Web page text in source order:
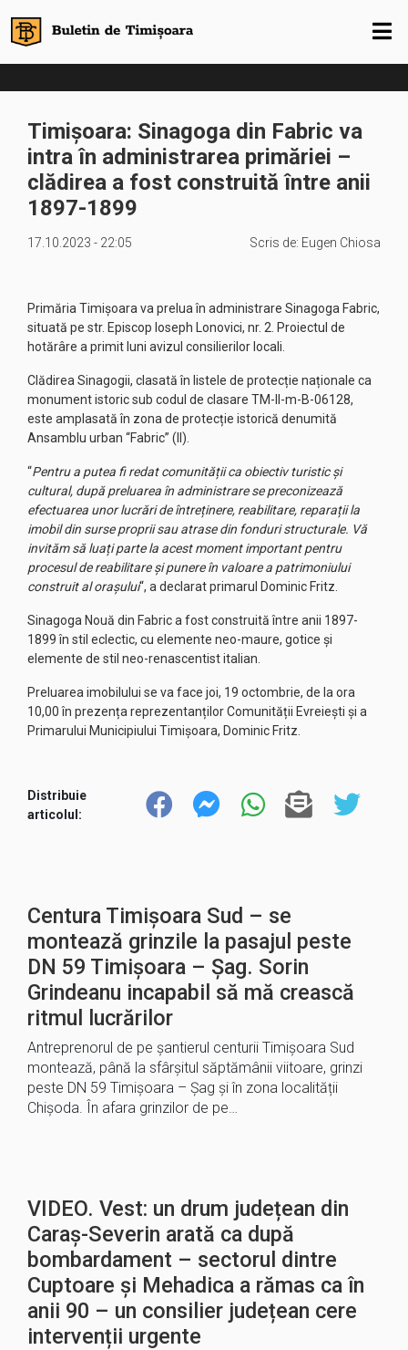
Timișoara: Sinagoga din Fabric va
intra în administrarea primăriei –
clădirea a fost construită între anii
1897-1899
17.10.2023 - 22:05 Scris de: Eugen Chiosa
Primăria Timișoara va prelua în administrare Sinagoga Fabric,
situată pe str. Episcop Ioseph Lonovici, nr. 2. Proiectul de
hotărâre a primit luni avizul consilierilor locali.
Clădirea Sinagogii, clasată în listele de protecție naționale ca
monument istoric sub codul de clasare TM-II-m-B-06128,
este amplasată în zona de protecție istorică denumită
Ansamblu urban “Fabric” (II).
“Pentru a putea fi redat comunității ca obiectiv turistic și
cultural, după preluarea în administrare se preconizează
efectuarea unor lucrări de întreținere, reabilitare, reparații la
imobil din surse proprii sau atrase din fonduri structurale. Vă
invităm să luați parte la acest moment important pentru
procesul de reabilitare și punere în valoare a patrimoniului
construit al orașului“, a declarat primarul Dominic Fritz.
Sinagoga Nouă din Fabric a fost construită între anii 1897-
1899 în stil eclectic, cu elemente neo-maure, gotice și
elemente de stil neo-renascentist italian.
Preluarea imobilului se va face joi, 19 octombrie, de la ora
10,00 în prezența reprezentanților Comunității Evreiești și a
Primarului Municipiului Timișoara, Dominic Fritz.
Distribuie
articolul:
Centura Timișoara Sud – se
montează grinzile la pasajul peste
DN 59 Timișoara – Șag. Sorin
Grindeanu incapabil să mă crească
ritmul lucrărilor
Antreprenorul de pe șantierul centurii Timișoara Sud
montează, până la sfârșitul săptămânii viitoare, grinzi
peste DN 59 Timișoara – Șag și în zona localității
Chișoda. În afara grinzilor de pe…
VIDEO. Vest: un drum județean din
Caraș-Severin arată ca după
bombardament – sectorul dintre
Cuptoare și Mehadica a rămas ca în
anii 90 – un consilier județean cere
intervenții urgente